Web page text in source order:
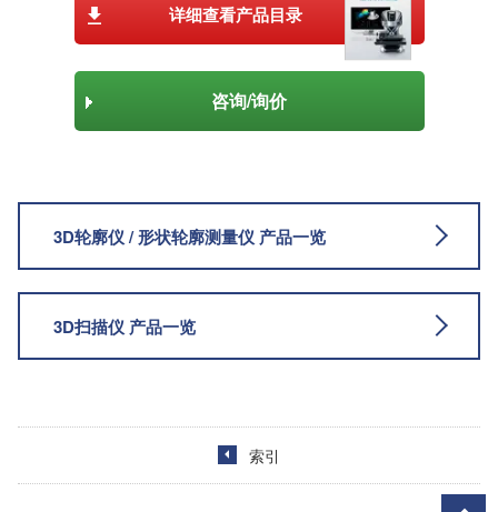
详细查看产品目录
咨询/询价
3D轮廓仪 / 形状轮廓测量仪 产品一览
3D扫描仪 产品一览
索引